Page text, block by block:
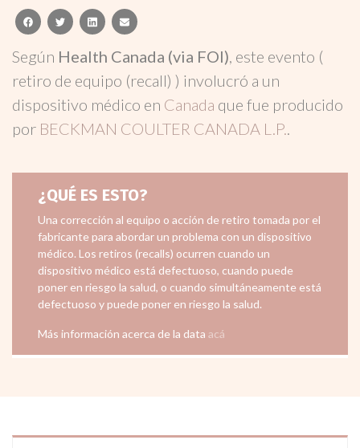
facebooktwitterlinkedinemail
Según Health Canada (via FOI), este evento (
retiro de equipo (recall) ) involucró a un
dispositivo médico en Canada que fue producido
por BECKMAN COULTER CANADA L.P..
¿QUÉ ES ESTO?
Una corrección al equipo o acción de retiro tomada por el
fabricante para abordar un problema con un dispositivo
médico. Los retiros (recalls) ocurren cuando un
dispositivo médico está defectuoso, cuando puede
poner en riesgo la salud, o cuando simultáneamente está
defectuoso y puede poner en riesgo la salud.
Más información acerca de la data acá